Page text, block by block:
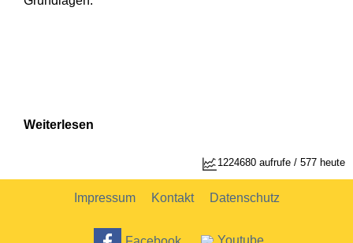
Weiterlesen
1224680 aufrufe / 577 heute
Impressum Kontakt Datenschutz